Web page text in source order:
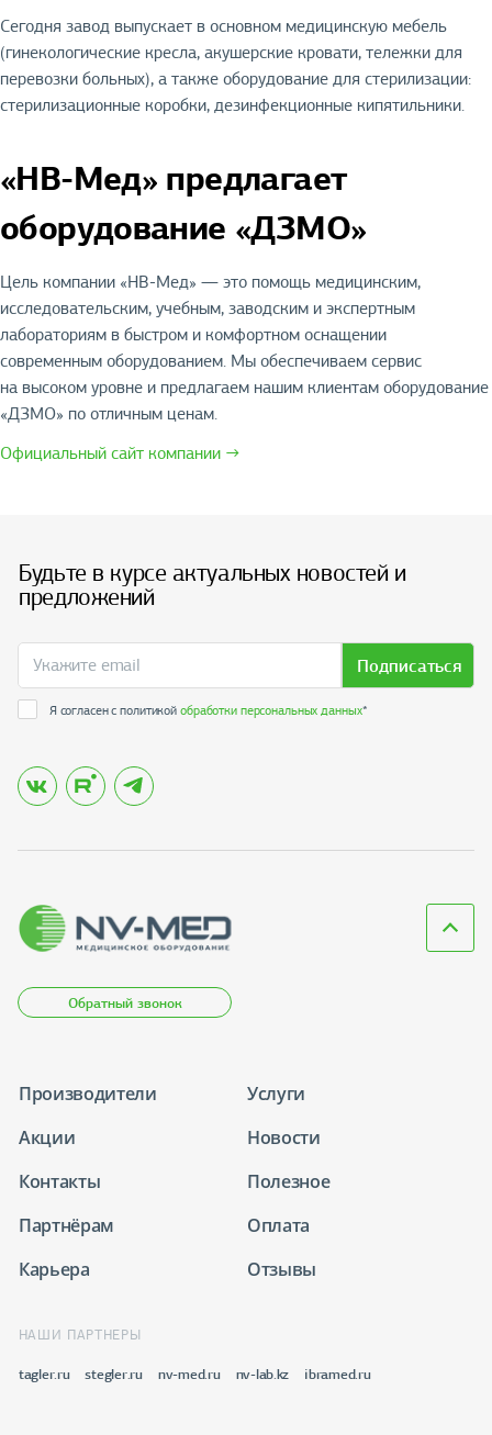
Сегодня завод выпускает в основном медицинскую мебель
(гинекологические кресла, акушерские кровати, тележки для
перевозки больных), а также оборудование для стерилизации:
стерилизационные коробки, дезинфекционные кипятильники.
«НВ-Мед» предлагает
оборудование «ДЗМО»
Цель компании «НВ-Мед» — это помощь медицинским,
исследовательским, учебным, заводским и экспертным
лабораториям в быстром и комфортном оснащении
современным оборудованием. Мы обеспечиваем сервис
на высоком уровне и предлагаем нашим клиентам оборудование
«ДЗМО» по отличным ценам.
Официальный сайт компании →
Будьте в курсе актуальных новостей и
предложений
Подписаться
Я согласен с политикойобработки персональных данных*
Обратный звонок
Производители
Услуги
Акции
Новости
Контакты
Полезное
Партнёрам
Оплата
Карьера
Отзывы
НАШИ ПАРТНЕРЫ
tagler.ru stegler.ru nv-med.ru nv-lab.kz ibramed.ru